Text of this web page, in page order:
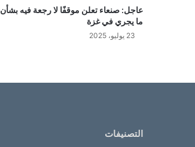
عاجل: صنعاء تعلن موقفًا لا رجعة فيه بشأن
ما يجري في غزة
23 يوليو، 2025
التصنيفات